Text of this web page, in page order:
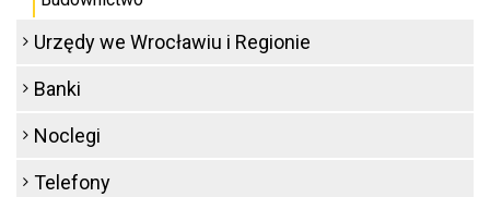
Urzędy we Wrocławiu i Regionie
Banki
Noclegi
Telefony